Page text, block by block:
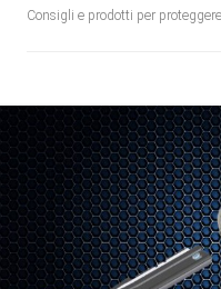
Consigli e prodotti per